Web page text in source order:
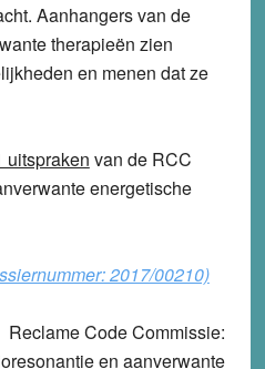
Aanhangers van de
therapieën zien
en menen dat ze
uitspraken van de RCC
energetische
2017/00210)